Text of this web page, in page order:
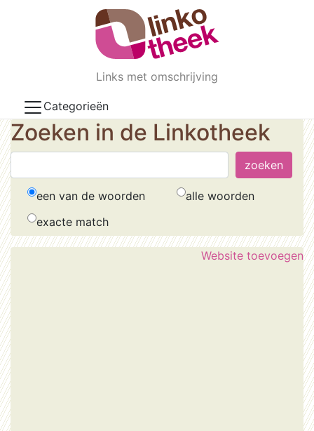
Skip to main content
Links met omschrijving
Categorieën
Zoeken in de Linkotheek
een van de woorden
alle woorden
exacte match
Website toevoegen